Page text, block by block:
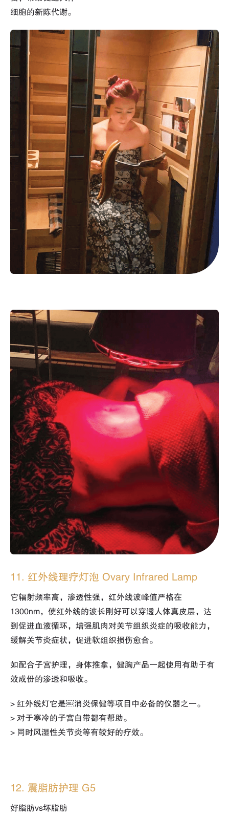
细胞的新陈代谢。
11. 红外线理疗灯泡 Ovary Infrared Lamp
它辐射频率高，渗透性强，红外线波峰值严格在
1300nm，使红外线的波长刚好可以穿透人体真皮层，达
到促进血液循环，增强肌肉对关节组织炎症的吸收能力，
缓解关节炎症状，促进软组织损伤愈合。
如配合子宫护理，身体推拿，健胸产品一起使用有助于有
效成份的渗透和吸收。
> 红外线灯它是￼消炎保健等项目中必备的仪器之一。
> 对于寒冷的子宫白带都有帮助。
> 同时风湿性关节炎等有较好的疗效。
12. 震脂肪护理 G5
好脂肪vs坏脂肪